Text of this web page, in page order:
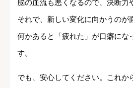
脳の血流も悪くなるので、決断力
それで、新しい変化に向かうのが
何かあると「疲れた」が口癖にな
す。
でも、安心してください。これか